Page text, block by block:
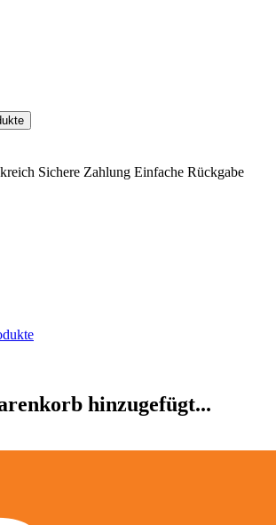
Sichere Zahlung Einfache Rückgabe
hinzugefügt...